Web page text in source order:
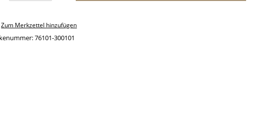
Zum Merkzettel hinzufügen
76101-300101